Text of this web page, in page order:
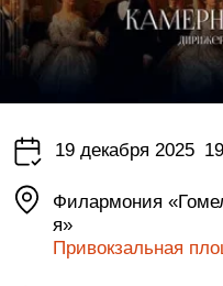
19 декабря 2025
Филармония
я»
Привокзальная